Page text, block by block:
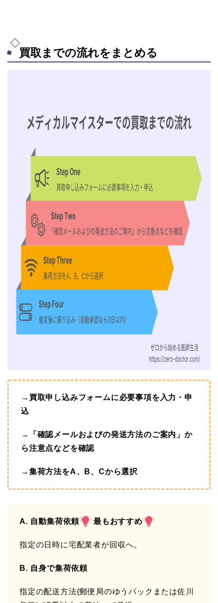
買取までの流れをまとめる
→買取申し込みフォームに必要事項を入力・申
込
→「確認メールおよびの発送方法のご案内」か
ら注意点などを確認
→集荷方法をA、B、Cから選択
A. 自動集荷依頼 最もおすすめ
指定の日時に宅配業者が回収へ。
B. 自身で集荷依頼
指定の配送方法(郵便局のゆうパックまたは佐川